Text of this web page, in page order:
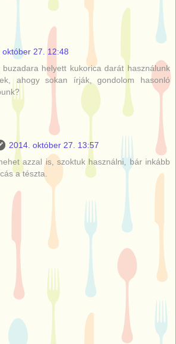
október 27. 12:48
buzadara helyett kukorica darát használunk
ahogy sokan írják, gondolom hasonló
2014. október 27. 13:57
azzal is, szoktuk használni, bár inkább
a tészta.